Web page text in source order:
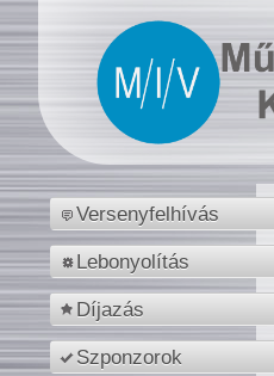
Versenyfelhívás
Lebonyolítás
Díjazás
Szponzorok